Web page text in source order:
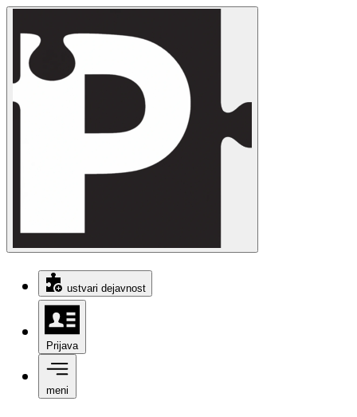
ustvari dejavnost
Prijava
meni